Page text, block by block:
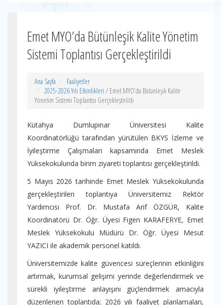
Emet MYO’da Bütünleşik Kalite Yönetim
Sistemi Toplantısı Gerçekleştirildi
Ana Sayfa
Faaliyetler
2025-2026 Yılı Etkinlikleri / Emet MYO’da Bütünleşik Kalite
Yönetim Sistemi Toplantısı Gerçekleştirildi
Kütahya Dumlupınar Üniversitesi Kalite
Koordinatörlüğü tarafından yürütülen BKYS İzleme ve
İyileştirme Çalışmaları kapsamında Emet Meslek
Yüksekokulunda birim ziyareti toplantısı gerçekleştirildi.
5 Mayıs 2026 tarihinde Emet Meslek Yüksekokulunda
gerçekleştirilen toplantıya Üniversitemiz Rektör
Yardımcısı Prof. Dr. Mustafa Arif ÖZGÜR, Kalite
Koordinatörü Dr. Öğr. Üyesi Figen KARAFERYE, Emet
Meslek Yüksekokulu Müdürü Dr. Öğr. Üyesi Mesut
YAZICI ile akademik personel katıldı.
Üniversitemizde kalite güvencesi süreçlerinin etkinliğini
artırmak, kurumsal gelişimi yerinde değerlendirmek ve
sürekli iyileştirme anlayışını güçlendirmek amacıyla
düzenlenen toplantıda; 2026 yılı faaliyet planlamaları,